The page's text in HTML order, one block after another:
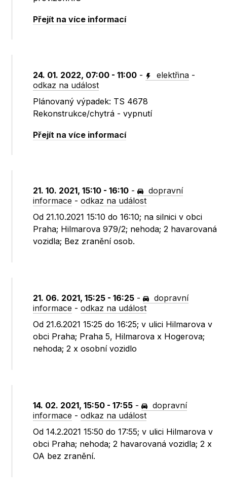
Přejít na více informací
24. 01. 2022, 07:00 - 11:00 - elektřina -
odkaz na událost
Plánovaný výpadek: TS 4678
Rekonstrukce/chytrá - vypnutí
Přejít na více informací
21. 10. 2021, 15:10 - 16:10 -
dopravní
informace -odkaz na událost
Od 21.10.2021 15:10 do 16:10; na silnici v obci
Praha; Hilmarova 979/2; nehoda; 2 havarovaná
vozidla; Bez zranění osob.
21. 06. 2021, 15:25 - 16:25 -
dopravní
informace -odkaz na událost
Od 21.6.2021 15:25 do 16:25; v ulici Hilmarova v
obci Praha; Praha 5, Hilmarova x Hogerova;
nehoda; 2 x osobní vozidlo
14. 02. 2021, 15:50 - 17:55 -
dopravní
informace -odkaz na událost
Od 14.2.2021 15:50 do 17:55; v ulici Hilmarova v
obci Praha; nehoda; 2 havarovaná vozidla; 2 x
OA bez zranění.